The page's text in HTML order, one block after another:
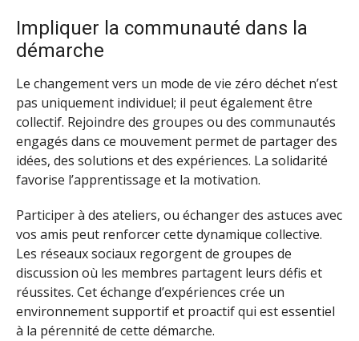
Impliquer la communauté dans la
démarche
Le changement vers un mode de vie zéro déchet n’est
pas uniquement individuel; il peut également être
collectif. Rejoindre des groupes ou des communautés
engagés dans ce mouvement permet de partager des
idées, des solutions et des expériences. La solidarité
favorise l’apprentissage et la motivation.
Participer à des ateliers, ou échanger des astuces avec
vos amis peut renforcer cette dynamique collective.
Les réseaux sociaux regorgent de groupes de
discussion où les membres partagent leurs défis et
réussites. Cet échange d’expériences crée un
environnement supportif et proactif qui est essentiel
à la pérennité de cette démarche.